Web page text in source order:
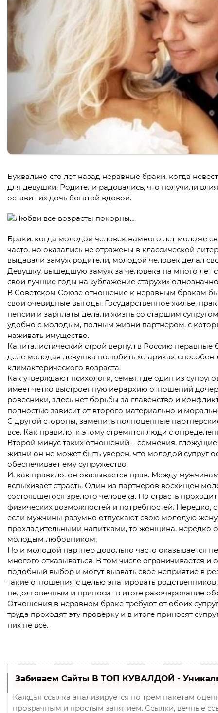
Буквально сто лет назад неравные браки, когда
для девушки. Родители радовались, что получили
оставит их дочь богатой вдовой.
Браки, когда молодой человек намного лет моложе
часто, но оказались не отражены в классической
выдавали замуж родители, молодой человек делал
Девушку, вышедшую замуж за человека на много лет
свои лучшие годы на «ублажение старухи»
В Советском Союзе отношение к неравным бракам
свои очевидные выгоды. Государственное жилье,
пенсии и зарплаты делали жизнь со старшим
удобно с молодым, полным жизни партнером, с
наживать имущество.
Капиталистический строй вернул в Россию
деле молодая девушка полюбить «старика»,
климактерического возраста.
Как утверждают психологи, семья, где один из
имеет четко выстроенную иерархию отношений
ровесники, здесь нет борьбы за главенство и
полностью зависит от второго материально и
С другой стороны, заменить полноценные
все. Как правило, к этому стремятся люди с
Второй минус таких отношений – сомнения,
жизни он не может быть уверен, что молодой супруг
обеспечивает ему супружество.
И, как правило, он оказывается прав. Между
вспыхивает страсть. Один из партнеров восхищен
состоявшегося зрелого человека. Но страсть
физических возможностей и потребностей. Нередко,
если мужчины разумно отпускают свою молодую
прохладительными напитками, то женщина, нередко
молодым любовником.
Но и молодой партнер довольно часто оказывается
многого отказываться. В том числе ограничивается
подобный выбор и могут вызвать свое неприятие в
такие отношения с целью эпатировать
недолговечным и приносит в итоге разочарование
Отношения в неравном браке требуют от обоих
труда проходят эту проверку и в итоге приносят
них не все.
Забиваем Сайты В ТОП КУВАЛДОЙ -
Каждая ссылка анализируется по трем пакетам
прозрачным и простым занятием. Ссылки, вечные